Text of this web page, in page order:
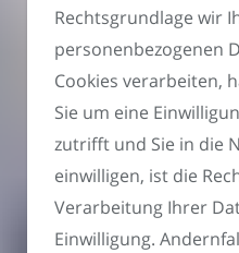
Rechtsgrundlage wir
personenbezogenen
Cookies verarbeiten,
Sie um eine
zutrifft und Sie in die
einwilligen, ist die
Verarbeitung Ihrer
Einwilligung.